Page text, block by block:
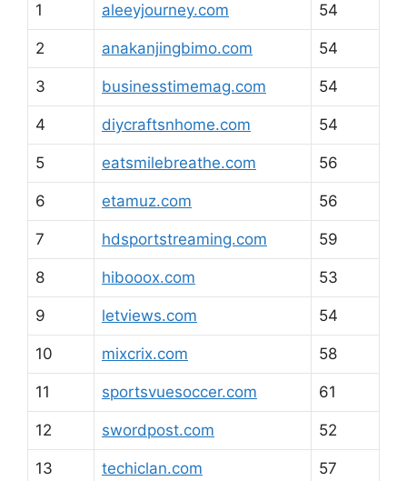
1 aleeyjourney.com 54
2 anakanjingbimo.com 54
3 businesstimemag.com 54
4 diycraftsnhome.com 54
5 eatsmilebreathe.com 56
6 etamuz.com 56
7 hdsportstreaming.com 59
8 hibooox.com 53
9 letviews.com 54
10 mixcrix.com 58
11 sportsvuesoccer.com 61
12 swordpost.com 52
13 techiclan.com 57